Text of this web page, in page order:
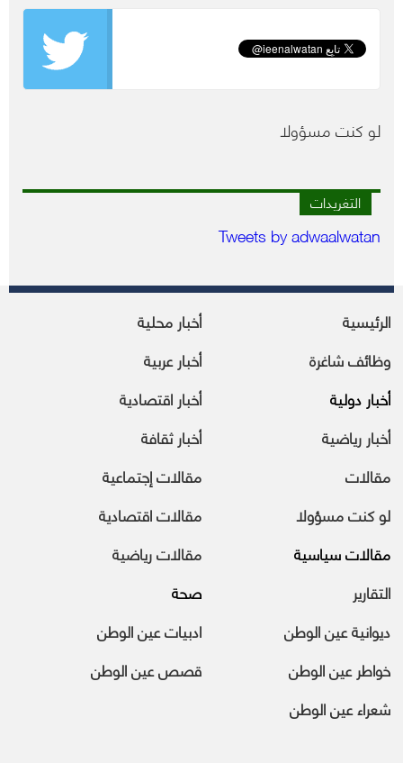
لو كنت مسؤولا
التغريدات
Tweets by adwaalwatan
الرئيسية
أخبار محلية
وظائف شاغرة
أخبار عربية
أخبار دولية
أخبار اقتصادية
أخبار رياضية
أخبار ثقافة
مقالات
مقالات إجتماعية
لو كنت مسؤولا
مقالات اقتصادية
مقالات سياسية
مقالات رياضية
التقارير
صحة
ديوانية عين الوطن
ادبيات عين الوطن
خواطر عين الوطن
قصص عين الوطن
شعراء عين الوطن